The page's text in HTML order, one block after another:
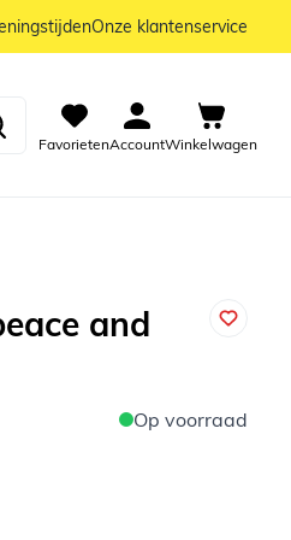
Onze klantenservice
FavorietenAccountWinkelwagen
and
Op voorraad